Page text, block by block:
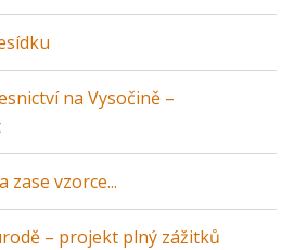
na Vysočině –
zase vzorce...
– projekt plný zážitků